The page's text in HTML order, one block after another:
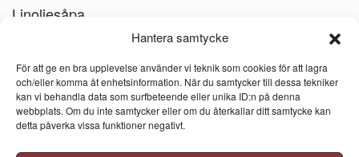
Hantera samtycke
För att ge en bra upplevelse använder vi teknik som cookies för att lagra
och/eller komma åt enhetsinformation. När du samtycker till dessa tekniker
kan vi behandla data som surfbeteende eller unika ID:n på denna
webbplats. Om du inte samtycker eller om du återkallar ditt samtycke kan
detta påverka vissa funktioner negativt.
Linoljesåpa